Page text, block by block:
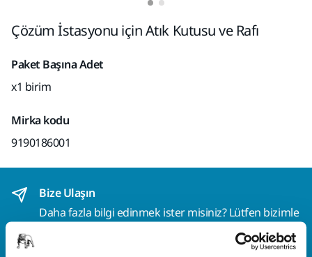
Çözüm İstasyonu için Atık Kutusu ve Rafı
Paket Başına Adet
x1 birim
Mirka kodu
9190186001
Bize Ulaşın
Daha fazla bilgi edinmek ister misiniz? Lütfen bizimle
ve uzman ekibimiz sorularınızı